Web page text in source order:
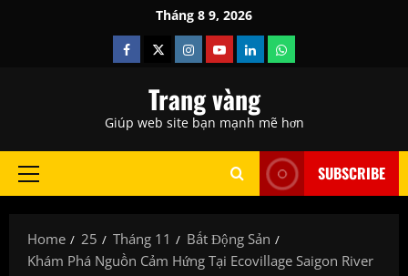
Tháng 8 9, 2026
Facebook
TwitterInstagram
YoutubeLinkedinWhatsapp
Trang vàng
Giúp web site bạn mạnh mẽ hơn
Primary
SUBSCRIBE
Home 25 Tháng 11
Bất Động Sản
Khám Phá Nguồn Cảm Hứng Tại Ecovillage Saigon River